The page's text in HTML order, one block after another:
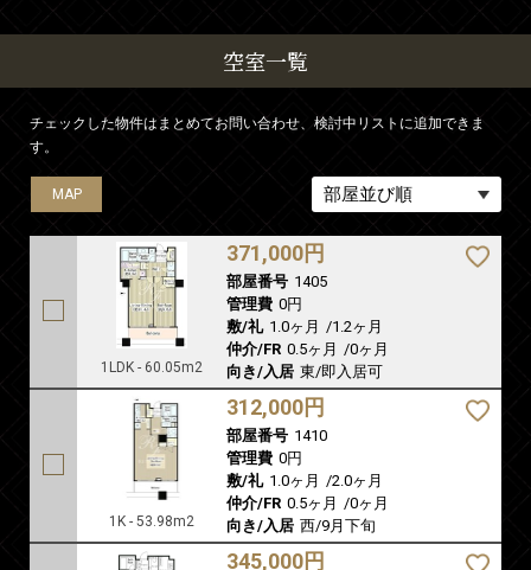
空室一覧
チェックした物件はまとめてお問い合わせ、検討中リストに追加できま
す。
MAP
1LDK - 60.05m2
371,000円
部屋番号 1405
管理費 0円
敷/礼 1.0ヶ月 /1.2ヶ月
仲介/FR 0.5ヶ月 /0ヶ月
向き/入居 東/即入居可
MAP
1K - 53.98m2
312,000円
部屋番号 1410
管理費 0円
敷/礼 1.0ヶ月 /2.0ヶ月
仲介/FR 0.5ヶ月 /0ヶ月
向き/入居 西/9月下旬
MAP
345,000円